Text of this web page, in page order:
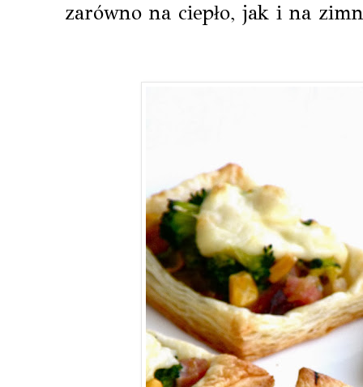
zarówno na ciepło, jak i na